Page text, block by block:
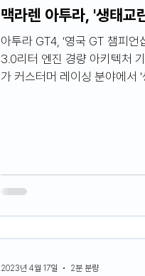
맥라렌 아투라, '생태교
아투라 GT4, ‘영국 GT 챔피언
3.0리터 엔진 경량 아키텍처
가 커스터머 레이싱 분야에서
스의 첫 번째 레이스에서
기력을 펼치며 첫 번째 폴 포
2023년 4월 17일 2분 분량